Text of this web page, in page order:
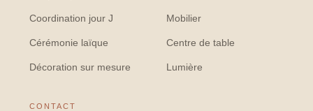
Coordination jour J
Cérémonie laïque
Décoration sur mesure
Mobilier
Centre de table
Lumière
CONTACT